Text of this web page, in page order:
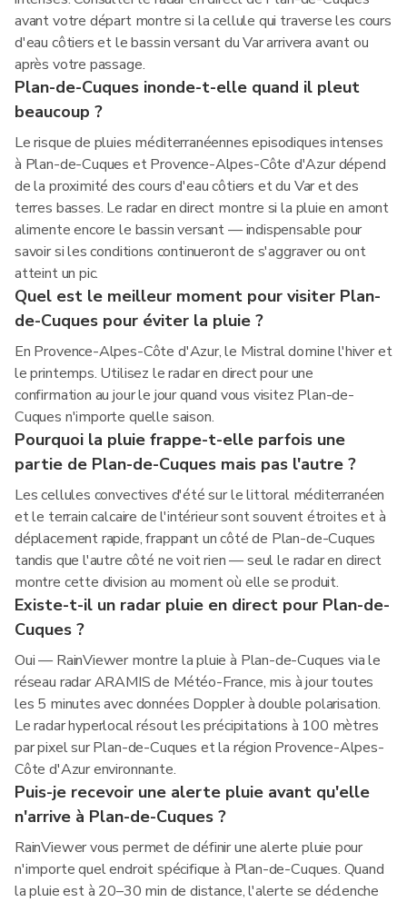
avant votre départ montre si la cellule qui traverse les cours
d'eau côtiers et le bassin versant du Var arrivera avant ou
après votre passage.
Plan-de-Cuques inonde-t-elle quand il pleut
beaucoup ?
Le risque de pluies méditerranéennes episodiques intenses
à Plan-de-Cuques et Provence-Alpes-Côte d'Azur dépend
de la proximité des cours d'eau côtiers et du Var et des
terres basses. Le radar en direct montre si la pluie en amont
alimente encore le bassin versant — indispensable pour
savoir si les conditions continueront de s'aggraver ou ont
atteint un pic.
Quel est le meilleur moment pour visiter Plan-
de-Cuques pour éviter la pluie ?
En Provence-Alpes-Côte d'Azur, le Mistral domine l'hiver et
le printemps. Utilisez le radar en direct pour une
confirmation au jour le jour quand vous visitez Plan-de-
Cuques n'importe quelle saison.
Pourquoi la pluie frappe-t-elle parfois une
partie de Plan-de-Cuques mais pas l'autre ?
Les cellules convectives d'été sur le littoral méditerranéen
et le terrain calcaire de l'intérieur sont souvent étroites et à
déplacement rapide, frappant un côté de Plan-de-Cuques
tandis que l'autre côté ne voit rien — seul le radar en direct
montre cette division au moment où elle se produit.
Existe-t-il un radar pluie en direct pour Plan-de-
Cuques ?
Oui — RainViewer montre la pluie à Plan-de-Cuques via le
réseau radar ARAMIS de Météo-France, mis à jour toutes
les 5 minutes avec données Doppler à double polarisation.
Le radar hyperlocal résout les précipitations à 100 mètres
par pixel sur Plan-de-Cuques et la région Provence-Alpes-
Côte d'Azur environnante.
Puis-je recevoir une alerte pluie avant qu'elle
n'arrive à Plan-de-Cuques ?
RainViewer vous permet de définir une alerte pluie pour
n'importe quel endroit spécifique à Plan-de-Cuques. Quand
la pluie est à 20–30 min de distance, l'alerte se déclenche